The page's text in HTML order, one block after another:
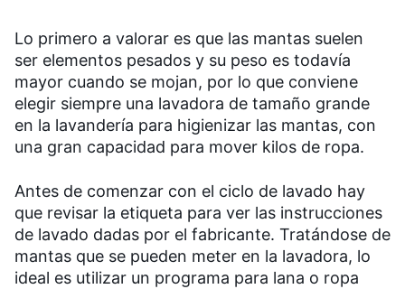
Lo primero a valorar es que las mantas suelen
ser elementos pesados y su peso es todavía
mayor cuando se mojan, por lo que conviene
elegir siempre una lavadora de tamaño grande
en la lavandería para higienizar las mantas, con
una gran capacidad para mover kilos de ropa.
Antes de comenzar con el ciclo de lavado hay
que revisar la etiqueta para ver las instrucciones
de lavado dadas por el fabricante. Tratándose de
mantas que se pueden meter en la lavadora, lo
ideal es utilizar un programa para lana o ropa